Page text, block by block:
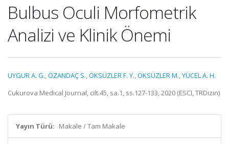
Bulbus Oculi Morfometrik
Analizi ve Klinik Önemi
UYGUR A. G.,ÖZANDAÇ S.,ÖKSÜZLER F. Y.,ÖKSÜZLER M.,YÜCEL A. H.
Cukurova Medical Journal, cilt.45, sa.1, ss.127-133, 2020 (ESCI, TRDizin)
Yayın Türü: Makale / Tam Makale